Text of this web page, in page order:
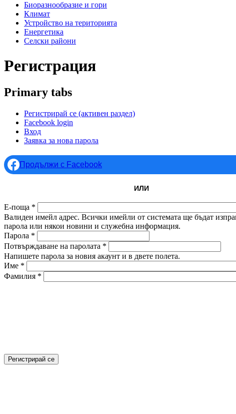
Биоразнообразие и гори
Климат
Устройство на територията
Енергетика
Селски райони
Регистрация
Primary tabs
Регистрирай се (активен раздел)
Facebook login
Вход
Заявка за нова парола
Продължи с Facebook
ИЛИ
Е-поща *
Валиден имейл адрес. Всички имейли от системата ще бъдат
парола или някои новини и служебна информация.
Парола *
Потвърждаване на паролата *
Напишете парола за новия акаунт и в двете полета.
Име *
Фамилия *